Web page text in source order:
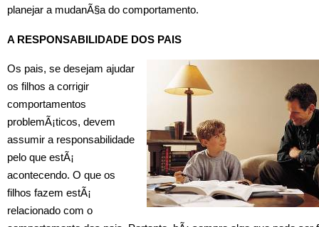
planejar a mudanÃ§a do comportamento.
A RESPONSABILIDADE DOS PAIS
Os pais, se desejam ajudar
os filhos a corrigir
comportamentos
problemÃ¡ticos, devem
assumir a responsabilidade
pelo que estÃ¡
acontecendo. O que os
filhos fazem estÃ¡
relacionado com o